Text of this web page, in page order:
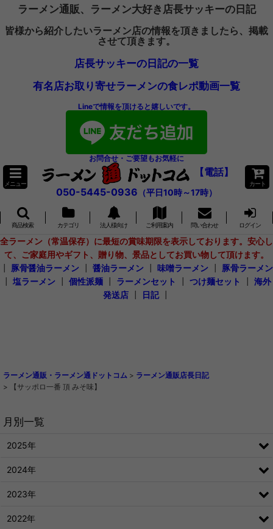
ラーメン通販、ラーメン大好き店長サッキーの日記
皆様から紹介したいラーメン店の情報を頂きましたら、掲載
させて頂きます。
店長サッキーの日記の一覧
有名店お取り寄せラーメンの食レポ動画一覧
Lineで情報を頂けると嬉しいです。
お問合せ・ご要望もお気軽に
メニュー
【電話】
050-5445-0936 （平日10時～17時）
カート
商品検索 カテゴリ 法人様向け ご利用案内 問い合わせ ログイン
全ラーメン（常温保存）に最短の賞味期限を表示しております。安心し
て、ご家庭用やギフト、贈り物、景品としてお買い物して頂けます。
豚骨醤油ラーメン 醤油ラーメン 味噌ラーメン
豚骨ラーメン
塩ラーメン 個性派麺 ラーメンセット つけ麺セット
海外
発送店
日記┃
ラーメン通販・ラーメン通ドットコム > ラーメン通販店長日記
>
【サッポロ一番 頂 みそ味】
月別一覧
2025年
2024年
2023年
2022年